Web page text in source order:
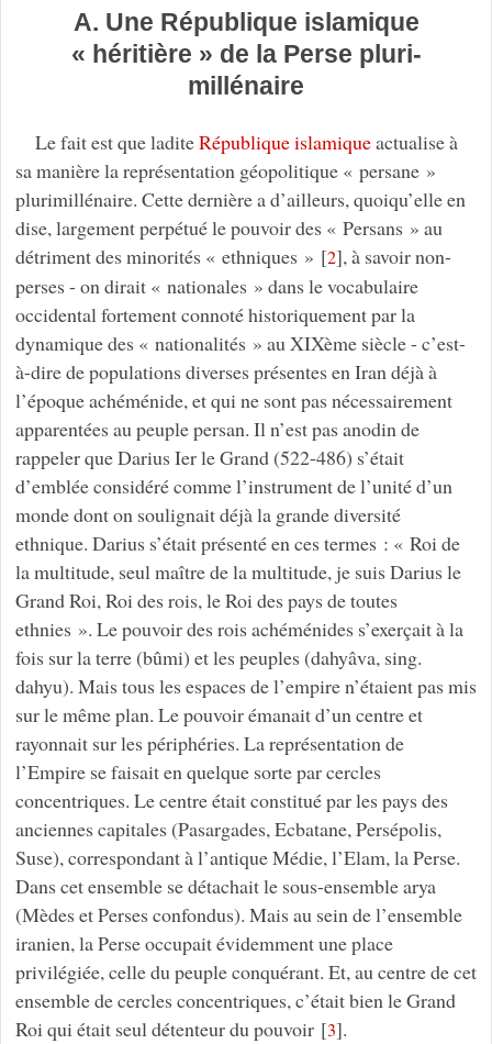
A. Une République islamique
« héritière » de la Perse pluri-
millénaire
Le fait est que laditeRépublique islamiqueactualise à
sa manière la représentation géopolitique « persane »
plurimillénaire. Cette dernière a d’ailleurs, quoiqu’elle en
dise, largement perpétué le pouvoir des « Persans » au
détriment des minorités « ethniques » [2], à savoir non-
perses - on dirait « nationales » dans le vocabulaire
occidental fortement connoté historiquement par la
dynamique des « nationalités » au XIXème siècle - c’est-
à-dire de populations diverses présentes en Iran déjà à
l’époque achéménide, et qui ne sont pas nécessairement
apparentées au peuple persan. Il n’est pas anodin de
rappeler que Darius Ier le Grand (522-486) s’était
d’emblée considéré comme l’instrument de l’unité d’un
monde dont on soulignait déjà la grande diversité
ethnique. Darius s’était présenté en ces termes : « Roi de
la multitude, seul maître de la multitude, je suis Darius le
Grand Roi, Roi des rois, le Roi des pays de toutes
ethnies ». Le pouvoir des rois achéménides s’exerçait à la
fois sur la terre (bûmi) et les peuples (dahyâva, sing.
dahyu). Mais tous les espaces de l’empire n’étaient pas mis
sur le même plan. Le pouvoir émanait d’un centre et
rayonnait sur les périphéries. La représentation de
l’Empire se faisait en quelque sorte par cercles
concentriques. Le centre était constitué par les pays des
anciennes capitales (Pasargades, Ecbatane, Persépolis,
Suse), correspondant à l’antique Médie, l’Elam, la Perse.
Dans cet ensemble se détachait le sous-ensemble arya
(Mèdes et Perses confondus). Mais au sein de l’ensemble
iranien, la Perse occupait évidemment une place
privilégiée, celle du peuple conquérant. Et, au centre de cet
ensemble de cercles concentriques, c’était bien le Grand
Roi qui était seul détenteur du pouvoir[3].